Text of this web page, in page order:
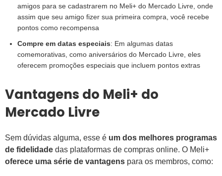
amigos para se cadastrarem no Meli+ do Mercado Livre, onde
assim que seu amigo fizer sua primeira compra, você recebe
pontos como recompensa
Compre em datas especiais: Em algumas datas
comemorativas, como aniversários do Mercado Livre, eles
oferecem promoções especiais que incluem pontos extras
Vantagens do Meli+ do
Mercado Livre
Sem dúvidas alguma, esse é um dos melhores programas
de fidelidade das plataformas de compras online. O Meli+
oferece uma série de vantagens para os membros, como: